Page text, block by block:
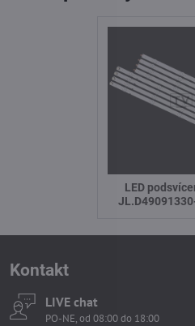
LED
Kontakt
LIVE chat
PO-NE, od 08:00 do 18:00